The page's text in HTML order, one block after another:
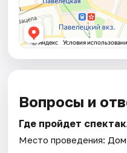
Вопросы и
Где пройдет
Место проведения: Дом